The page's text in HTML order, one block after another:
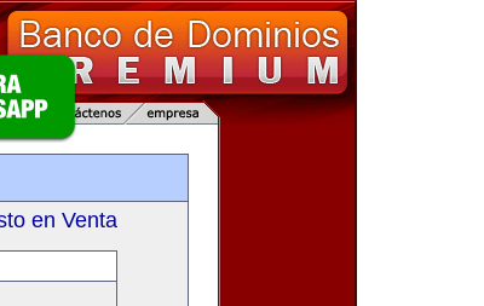
en Venta